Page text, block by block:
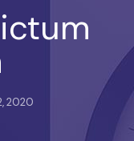
2020